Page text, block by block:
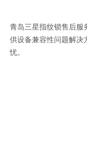
青岛三星指纹锁售后服
供设备兼容性问题解决
忧。